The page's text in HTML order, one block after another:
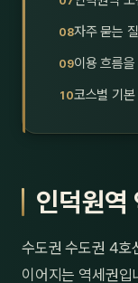
자주 묻는
이용 흐름을
코스별 기본
인덕원역
수도권 수도권 4호
이어지는 역세권입